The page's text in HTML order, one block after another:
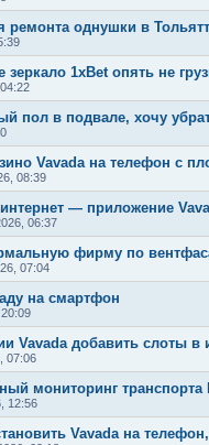
ремонта однушки в
1xBet опять не
пол в подвале, хочу
Vavada на телефон с
08:39
— приложение
06:37
фирму по
07:04
на смартфон
Vavada добавить слоты в
07:06
мониторинг
12:56
Vavada на